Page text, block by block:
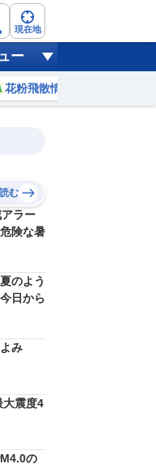
現在地
ー
花粉飛散情報
む
ラー
険な暑
のよう
日から
み
大震度4
の